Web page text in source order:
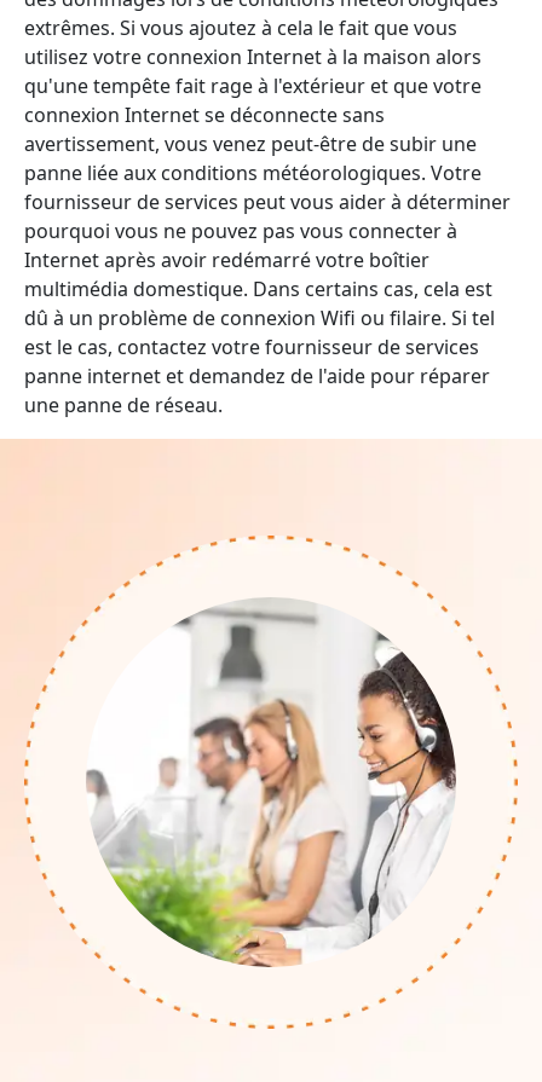
extrêmes. Si vous ajoutez à cela le fait que vous
utilisez votre connexion Internet à la maison alors
qu'une tempête fait rage à l'extérieur et que votre
connexion Internet se déconnecte sans
avertissement, vous venez peut-être de subir une
panne liée aux conditions météorologiques. Votre
fournisseur de services peut vous aider à déterminer
pourquoi vous ne pouvez pas vous connecter à
Internet après avoir redémarré votre boîtier
multimédia domestique. Dans certains cas, cela est
dû à un problème de connexion Wifi ou filaire. Si tel
est le cas, contactez votre fournisseur de services
panne internet et demandez de l'aide pour réparer
une panne de réseau.